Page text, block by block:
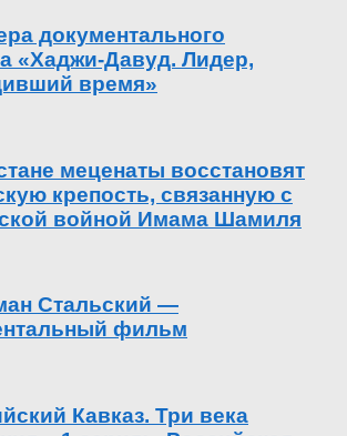
документального
«Хаджи-Давуд. Лидер,
время»
меценаты восстановят
крепость, связанную с
войной Имама Шамиля
Стальский —
фильм
Кавказ. Три века